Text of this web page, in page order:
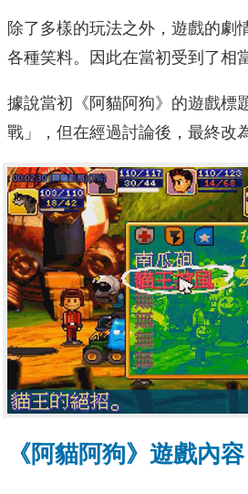
除了多樣的玩法之外，遊戲的劇
各種笑料。因此在當初受到了相
據說當初《阿貓阿狗》的遊戲標
戰」，但在經過討論後，最終改
《阿貓阿狗》遊戲內容